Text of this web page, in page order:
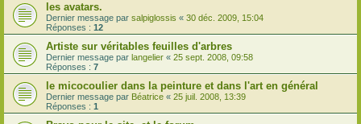
les avatars.
Dernier message par salpiglossis « 30 déc. 2009, 15:04
Réponses : 12
Artiste sur véritables feuilles d'arbres
Dernier message par langelier « 25 sept. 2008, 09:58
Réponses : 7
le micocoulier dans la peinture et dans l'art en général
Dernier message par Béatrice « 25 juil. 2008, 13:39
Réponses : 1